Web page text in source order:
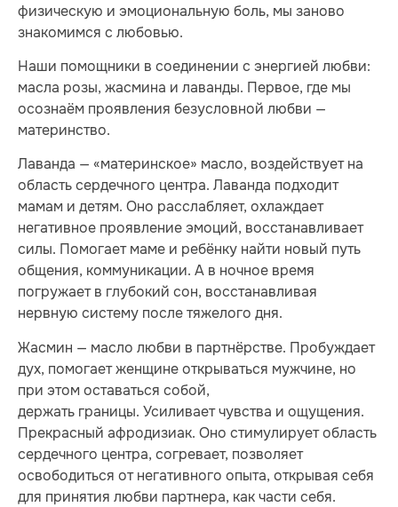
физическую и эмоциональную боль, мы заново
знакомимся с любовью.
Наши помощники в соединении с энергией любви:
масла розы, жасмина и лаванды. Первое, где мы
осознаём проявления безусловной любви —
материнство.
Лаванда — «материнское» масло, воздействует на
область сердечного центра. Лаванда подходит
мамам и детям. Оно расслабляет, охлаждает
негативное проявление эмоций, восстанавливает
силы. Помогает маме и ребёнку найти новый путь
общения, коммуникации. А в ночное время
погружает в глубокий сон, восстанавливая
нервную систему после тяжелого дня.
Жасмин — масло любви в партнёрстве. Пробуждает
дух, помогает женщине открываться мужчине, но
при этом оставаться собой,
держать границы. Усиливает чувства и ощущения.
Прекрасный афродизиак. Оно стимулирует область
сердечного центра, согревает, позволяет
освободиться от негативного опыта, открывая себя
для принятия любви партнера, как части себя.